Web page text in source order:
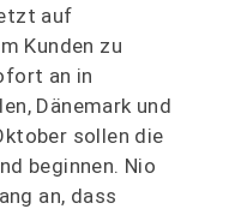
auf
Kunden zu
an in
Dänemark und
sollen die
beginnen. Nio
an, dass